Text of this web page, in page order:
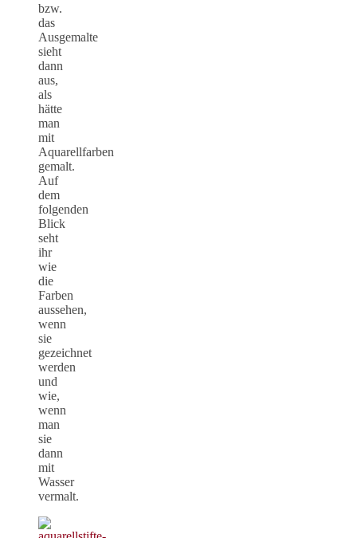
bzw.
das
Ausgemalte
sieht
dann
aus,
als
hätte
man
mit
Aquarellfarben
gemalt.
Auf
dem
folgenden
Blick
seht
ihr
wie
die
Farben
aussehen,
wenn
sie
gezeichnet
werden
und
wie,
wenn
man
sie
dann
mit
Wasser
vermalt.